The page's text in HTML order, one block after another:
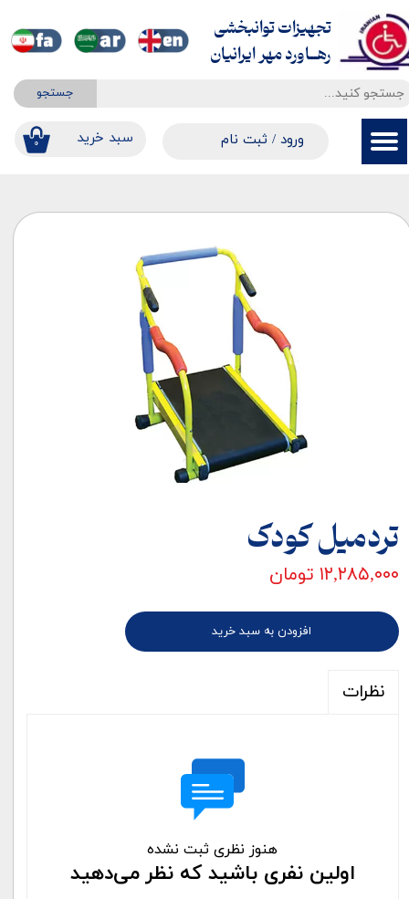
جستجو
۰ ​​سبد خرید ورود / ثبت نام
حساب کاربری من
سفارشات
خروج از حساب کاربری
تجهیزات توانبخشی
​​​​​​​رهــاورد مهر ایرانیان
تردمیل کودک
۱۲,۲۸۵,۰۰۰ تومان
افزودن به سبد خرید
نظرات
هنوز نظری ثبت نشده
اولین نفری باشید که نظر می‌دهید